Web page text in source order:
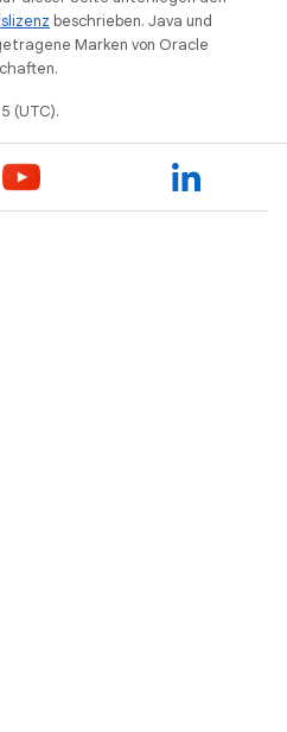
beschrieben. Java und
Marken von Oracle
(UTC).